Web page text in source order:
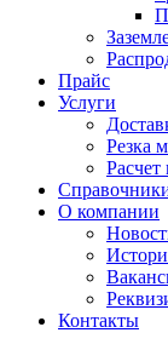
Прайс
Услуги
Резка
Расчет
О компании
Контакты